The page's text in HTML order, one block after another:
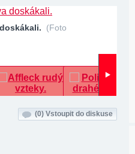
(Foto
(0) Vstoupit do diskuse